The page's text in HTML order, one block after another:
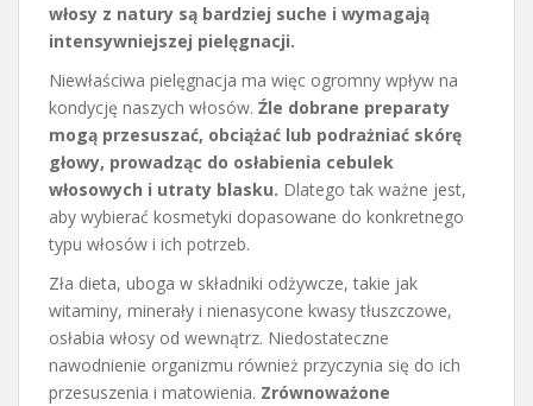
włosy z natury są bardziej suche i wymagają
intensywniejszej pielęgnacji.
Niewłaściwa pielęgnacja ma więc ogromny wpływ na
kondycję naszych włosów. Źle dobrane preparaty
mogą przesuszać, obciążać lub podrażniać skórę
głowy, prowadząc do osłabienia cebulek
włosowych i utraty blasku. Dlatego tak ważne jest,
aby wybierać kosmetyki dopasowane do konkretnego
typu włosów i ich potrzeb.
Zła dieta, uboga w składniki odżywcze, takie jak
witaminy, minerały i nienasycone kwasy tłuszczowe,
osłabia włosy od wewnątrz. Niedostateczne
nawodnienie organizmu również przyczynia się do ich
przesuszenia i matowienia. Zrównoważone